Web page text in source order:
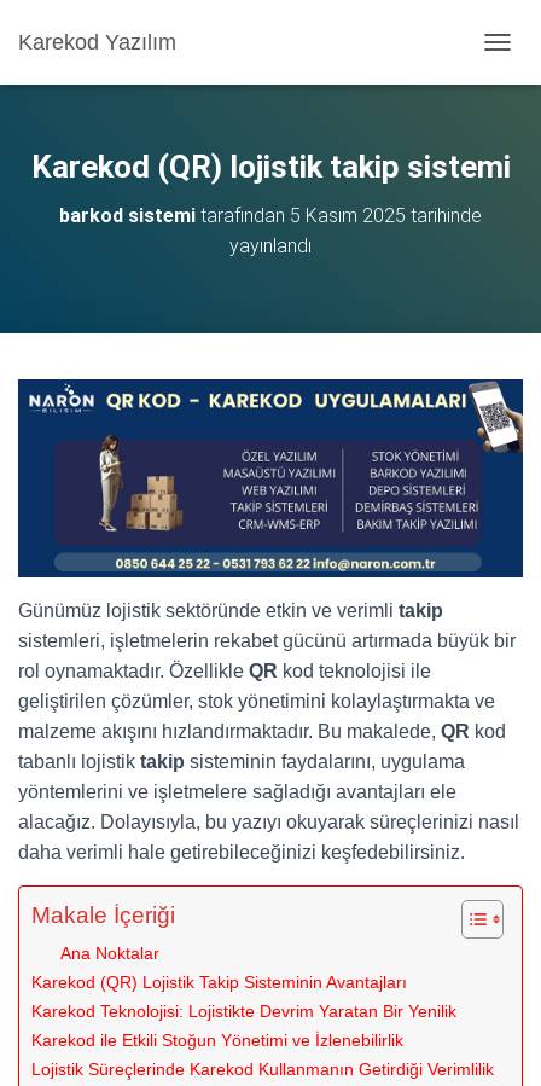
Karekod Yazılım
E
Y
Ü
A
Karekod (QR) lojistik takip sistemi
barkod sistemi tarafından 5 Kasım 2025 tarihinde
yayınlandı
Günümüz lojistik sektöründe etkin ve verimli takip
sistemleri, işletmelerin rekabet gücünü artırmada büyük bir
rol oynamaktadır. Özellikle QR kod teknolojisi ile
geliştirilen çözümler, stok yönetimini kolaylaştırmakta ve
malzeme akışını hızlandırmaktadır. Bu makalede, QR kod
tabanlı lojistik takip sisteminin faydalarını, uygulama
yöntemlerini ve işletmelere sağladığı avantajları ele
alacağız. Dolayısıyla, bu yazıyı okuyarak süreçlerinizi nasıl
daha verimli hale getirebileceğinizi keşfedebilirsiniz.
Makale İçeriği
Ana Noktalar
Karekod (QR) Lojistik Takip Sisteminin Avantajları
Karekod Teknolojisi: Lojistikte Devrim Yaratan Bir Yenilik
Karekod ile Etkili Stoğun Yönetimi ve İzlenebilirlik
Lojistik Süreçlerinde Karekod Kullanmanın Getirdiği Verimlilik